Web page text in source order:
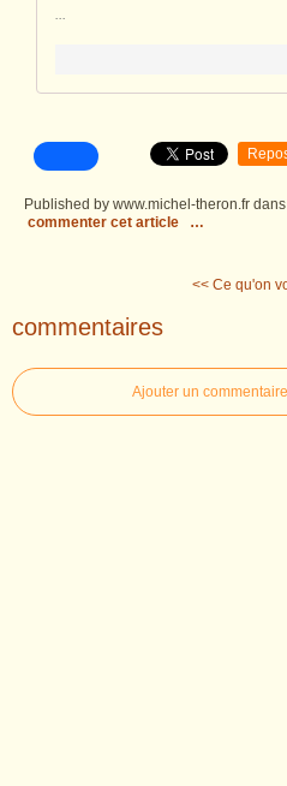
...
Published by www.michel-theron.fr dans
commenter cet article
…
<< Ce qu'on
commentaires
Ajouter un commentaire